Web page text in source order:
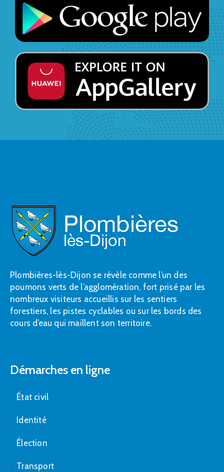
Plombières-lès-Dijon se révèle comme l’un des
poumons verts de l’agglomération, fort prisé par les
nombreux visiteurs accueillis sur les sentiers
forestiers, les pistes cyclables ou sur les bords des
cours d’eau qui maillent son territoire.
Démarches en ligne
État civil
Identité
Élection
Transport